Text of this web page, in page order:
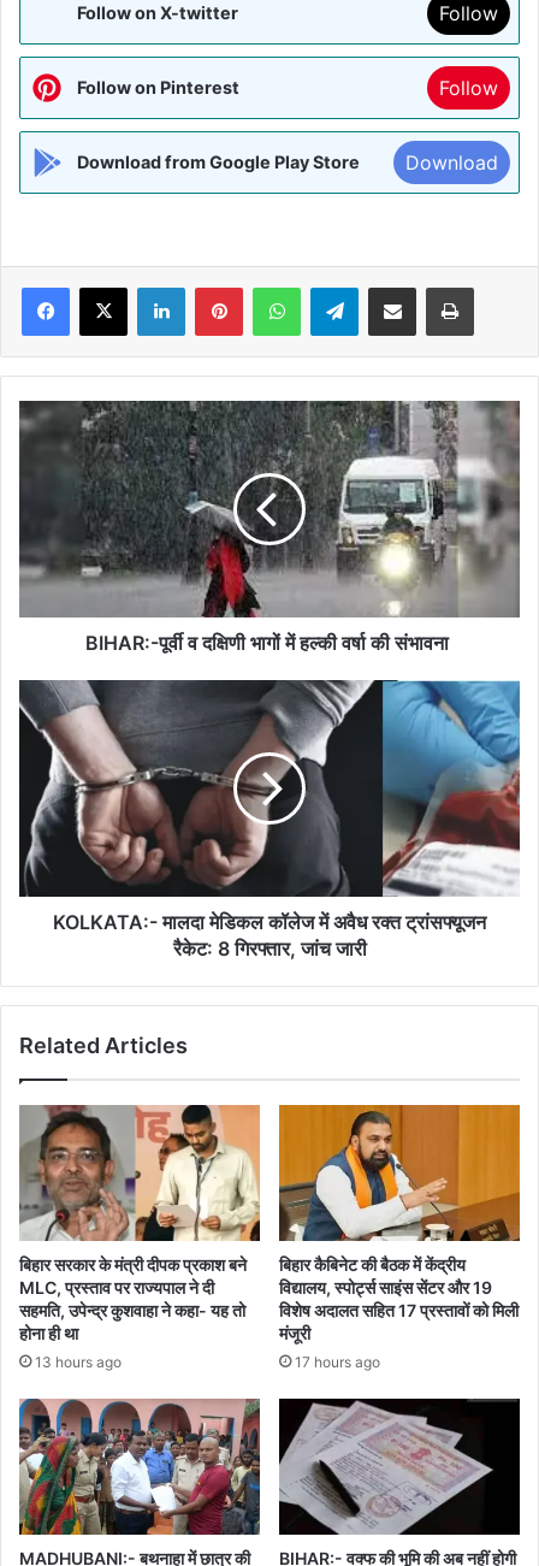
Follow on X-twitter Follow
Follow on Pinterest Follow
Download from Google Play Store Download
Facebook
X LinkedInPinterestWhatsAppTelegramShare via Email Print
BIHAR:-
पूर्वी
हल्की
वर्षा
की
BIHAR:-पूर्वी व दक्षिणी भागों में हल्की वर्षा की संभावना
KOLKATA:-
मालदा
मेडिकल
कॉलेज
अवैध
रक्त
ट्रांसफ्यूजन
रैकेट:
KOLKATA:- मालदा मेडिकल कॉलेज में अवैध रक्त ट्रांसफ्यूजन
रैकेट: 8 गिरफ्तार, जांच जारी
Related Articles
बिहार सरकार के मंत्री दीपक प्रकाश बने
MLC, प्रस्ताव पर राज्यपाल ने दी
सहमति, उपेन्द्र कुशवाहा ने कहा- यह तो
होना ही था
13 hours ago
बिहार कैबिनेट की बैठक में केंद्रीय
विद्यालय, स्पोर्ट्स साइंस सेंटर और 19
विशेष अदालत सहित 17 प्रस्तावों को मिली
मंजूरी
17 hours ago
MADHUBANI:- बथनाहा में छात्र की BIHAR:- वक्फ की भूमि की अब नहीं होगी